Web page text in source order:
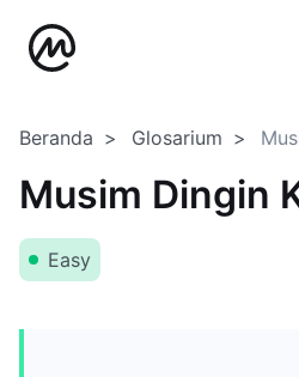
Beranda Glosarium
Musim Dingin
Easy